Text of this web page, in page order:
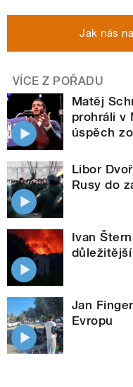
Jak nás
VÍCE Z POŘADU
Matěj
prohráli v
úspěch
Libor
Rusy do
Ivan
Jan
Evropu